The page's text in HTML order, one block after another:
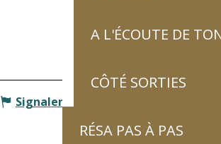
A L'ÉCOUTE DE
CÔTÉ SORTIES
RÉSA PAS À PAS
Signaler une erreur